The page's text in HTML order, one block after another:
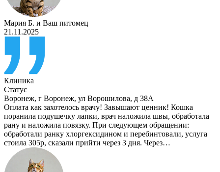
Мария Б. и Ваш питомец
21.11.2025
Клиника
Статус
Воронеж, г Воронеж, ул Ворошилова, д 38А
Оплата как захотелось врачу! Завышают ценник! Кошка
поранила подушечку лапки, врач наложила швы, обработала
рану и наложила повязку. При следующем обращении:
обработали ранку хлоргексидином и перебинтовали, услуга
стоила 305р, сказали прийти через 3 дня. Через…